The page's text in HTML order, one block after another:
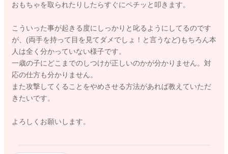
おもちゃを取られたりしたらすぐにペチッと叩きます。
こういった事が起きる度にしっかりと叱るようにしてるのです
が、(両手を持って目を見てダメでしょ！と言うなど)もちろん本
人は全く分かっていない様子です。
一歳の子にどこまでのしつけが正しいのかが分かりません。対
応の仕方も分かりません。
また攻撃してくることをやめさせる方法があれば教えていただ
きたいです。
よろしくお願いします。